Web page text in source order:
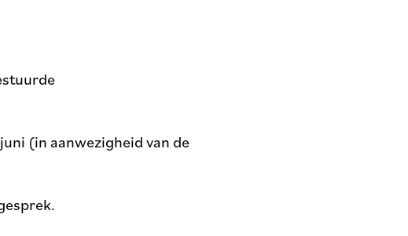
(in aanwezigheid van de